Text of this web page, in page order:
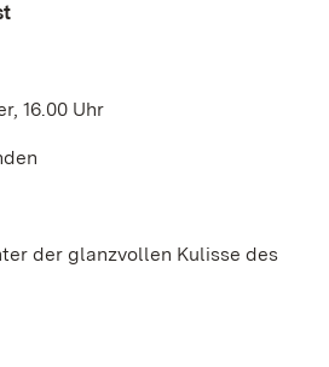
16.00 Uhr
der glanzvollen Kulisse des